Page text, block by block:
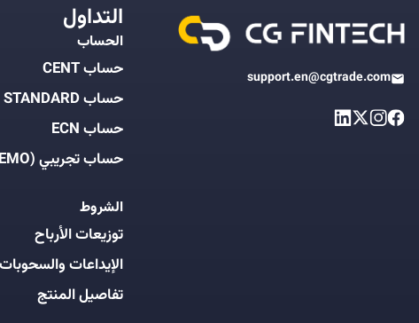
support.en@cgtrade.com
التداول
الحساب
حساب CENT
حساب STANDARD
حساب ECN
حساب تجريبي (DEMO)
الشروط
توزيعات الأرباح
الإيداعات والسحوبات
تفاصيل المنتج